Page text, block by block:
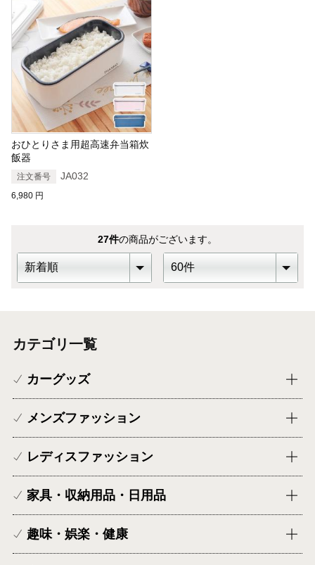
おひとりさま用超高速弁当箱炊
飯器
注文番号 JA032
6,980 円
27件の商品がございます。
カテゴリ一覧
カーグッズ
メンズファッション
レディスファッション
家具・収納用品・日用品
趣味・娯楽・健康